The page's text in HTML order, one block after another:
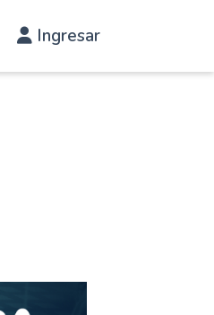
Ingresar